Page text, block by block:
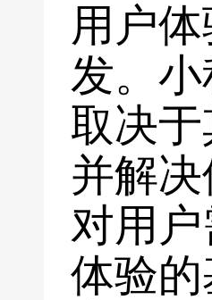
用户
发。
取决
并解
对用
体验